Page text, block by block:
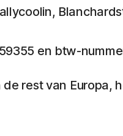
en btw-
de rest van Europa,